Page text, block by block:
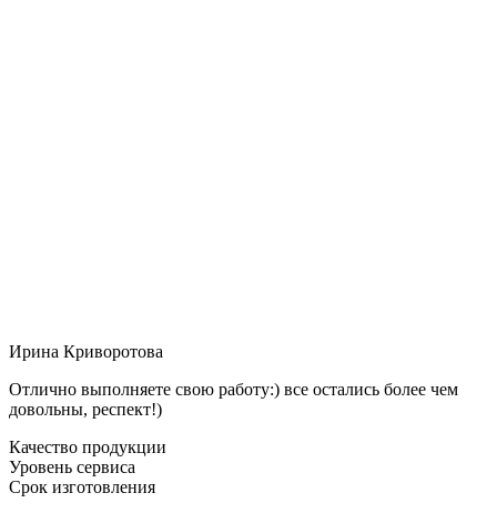
Ирина Криворотова
Отлично выполняете свою работу:) все остались более чем
довольны, респект!)
Качество продукции
Уровень сервиса
Срок изготовления